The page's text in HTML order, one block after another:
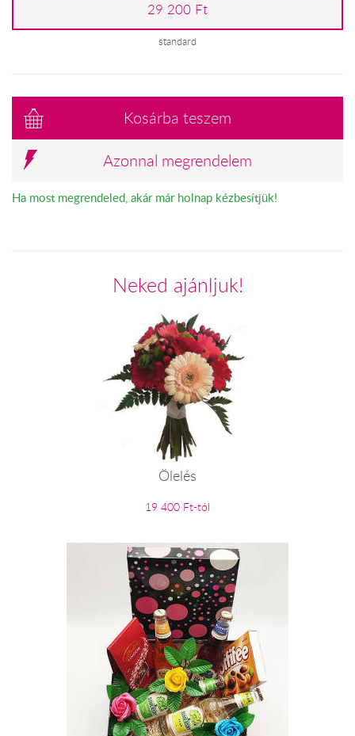
29 200 Ft
standard
Kosárba teszem
Azonnal megrendelem
Ha most megrendeled, akár már holnap kézbesítjük!
Neked ajánljuk!
Ölelés
19 400 Ft-tól